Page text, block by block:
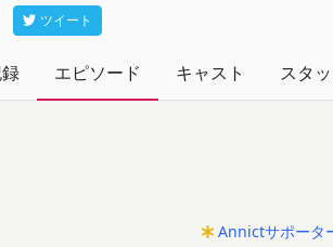
ツイート
エピソード キャスト スタ
Annictサポータ